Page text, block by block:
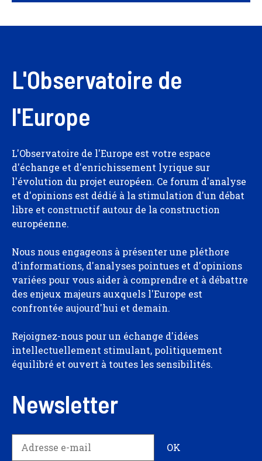
L'Observatoire de
l'Europe
L'Observatoire de l'Europe est votre espace
d'échange et d'enrichissement lyrique sur
l'évolution du projet européen. Ce forum d'analyse
et d'opinions est dédié à la stimulation d'un débat
libre et constructif autour de la construction
européenne.
Nous nous engageons à présenter une pléthore
d'informations, d'analyses pointues et d'opinions
variées pour vous aider à comprendre et à débattre
des enjeux majeurs auxquels l'Europe est
confrontée aujourd'hui et demain.
Rejoignez-nous pour un échange d'idées
intellectuellement stimulant, politiquement
équilibré et ouvert à toutes les sensibilités.
Newsletter